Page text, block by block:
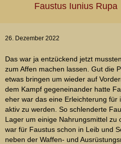
Faustus Iunius Rupa
26. Dezember 2022
Das war ja entzückend jetzt
zum Affen machen lassen. Gut die
etwas bringen um wieder auf
dem Kampf gegeneinander hatte
eher war das eine Erleichterung für
aktiv zu werden. So schlenderte
Lager um einige Nahrungsmittel zu
war für Faustus schon in Leib und
neben der Waffen- und